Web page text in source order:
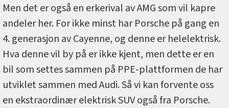
Men det er også en erkerival av AMG som vil kapre
andeler her. For ikke minst har Porsche på gang en
4. generasjon av Cayenne, og denne er helelektrisk.
Hva denne vil by på er ikke kjent, men dette er en
bil som settes sammen på PPE-plattformen de har
utviklet sammen med Audi. Så vi kan forvente oss
en ekstraordinær elektrisk SUV også fra Porsche.